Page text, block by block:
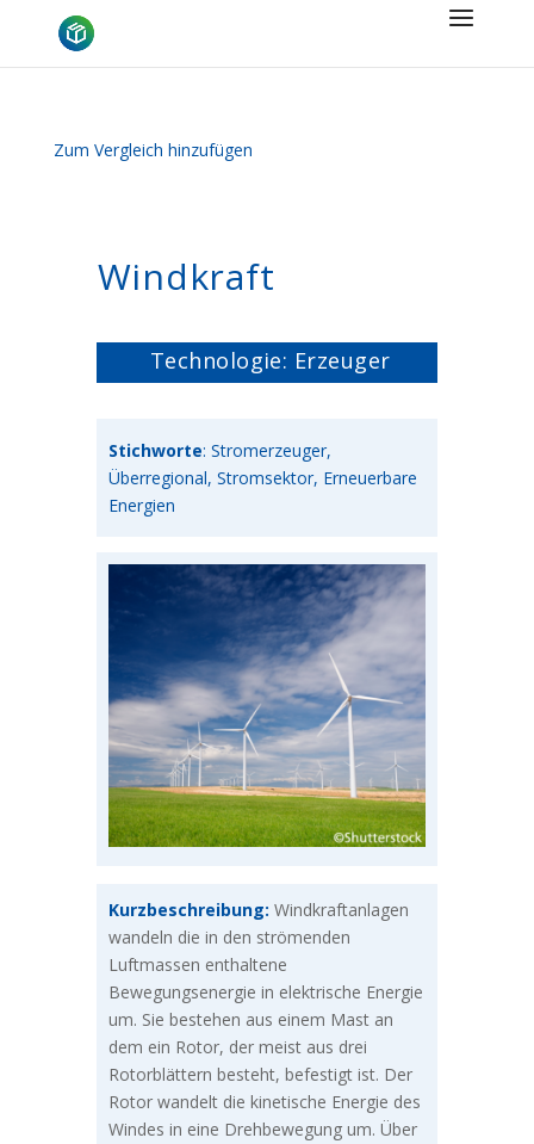
Zum Vergleich hinzufügen
Windkraft
Technologie: Erzeuger
Stichworte: Stromerzeuger,
Überregional, Stromsektor, Erneuerbare
Energien
Kurzbeschreibung: Windkraftanlagen
wandeln die in den strömenden
Luftmassen enthaltene
Bewegungsenergie in elektrische Energie
um. Sie bestehen aus einem Mast an
dem ein Rotor, der meist aus drei
Rotorblättern besteht, befestigt ist. Der
Rotor wandelt die kinetische Energie des
Windes in eine Drehbewegung um. Über